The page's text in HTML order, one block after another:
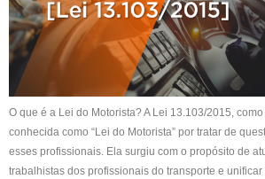
O que é a Lei do Motorista? A Lei 13.103/2015,
conhecida como “Lei do Motorista” por tratar de
esses profissionais. Ela surgiu com o propósito de
trabalhistas dos profissionais do transporte e